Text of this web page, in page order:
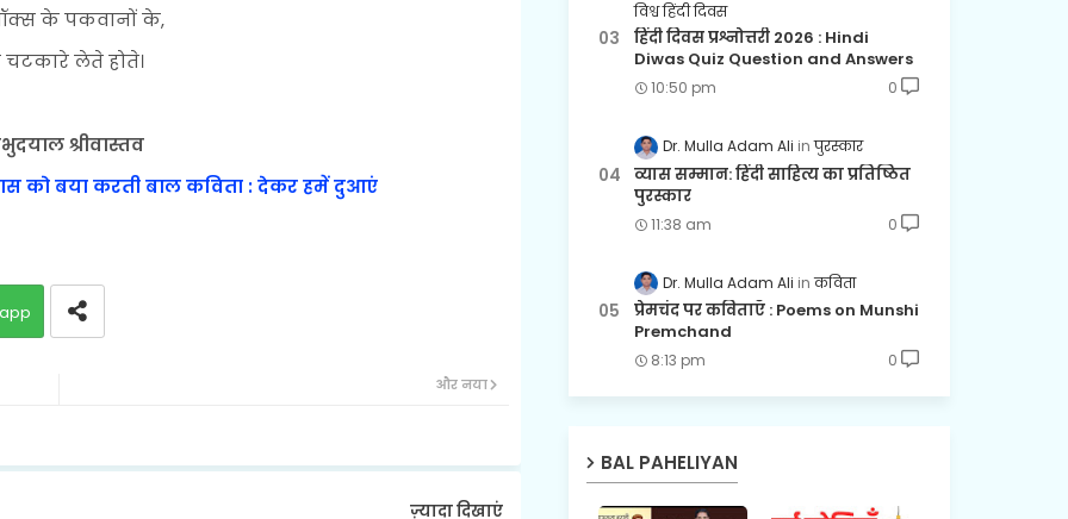
के पकवानों के,
लेते होते।
श्रीवास्तव
को बया करती बाल कविता : देकर हमें दुआएं
और नया
ज़्यादा दिखाएं
विश्व हिंदी दिवस
हिंदी दिवस प्रश्नोत्तरी 2026 : Hindi
Diwas Quiz Question and Answers
10:50 pm 0
Dr. Mulla Adam Ali पुरस्कार
व्यास सम्मान: हिंदी साहित्य का प्रतिष्ठित
पुरस्कार
11:38 am 0
Dr. Mulla Adam Ali कविता
प्रेमचंद पर कविताएँ : Poems on Munshi
Premchand
8:13 pm 0
BAL PAHELIYAN